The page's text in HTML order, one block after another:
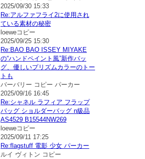
2025/09/30 15:33
Re:アルファフライ2に使用され
ている素材の秘密
loeweコピー
2025/09/25 15:30
Re:BAO BAO ISSEY MIYAKE
の“ハンドペイント風”新作バッ
グ、優しいプリズムカラーのトー
トも
バーバリー コピー パーカー
2025/09/16 16:45
Re:シャネル ラフィア フラップ
バッグ ショルダーバッグ n級品
AS4529 B15544NW269
loeweコピー
2025/09/11 17:25
Re:flagstuff 電影 少女 パーカー
ルイ ヴィトン コピー